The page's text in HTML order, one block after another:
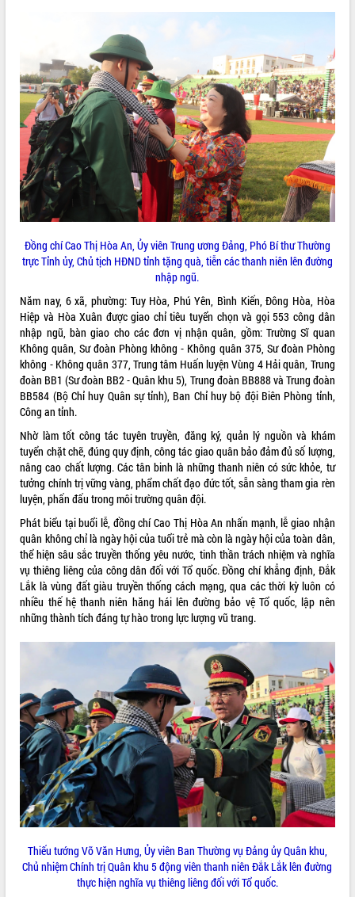
Khám bệnh, cấp phát thuốc miễn phí
và tặng quà người dân xã Cư Pui
Hội nghị UBND tỉnh Đắk Lắk thường kỳ
tháng 7/2026
Lễ truy tặng danh hiệu “Bà Mẹ Việt
Nam Anh hùng” và trao Huân chương
Lao động
UBND tỉnh Đắk Lắk triển khai nhiệm
vụ 6 tháng cuối năm 2026
Kỳ họp thứ Hai, Hội đồng nhân dân
tỉnh khóa XI quyết nghị nhiều nội dung
quan trọng
Bí thư Tỉnh ủy Lương Nguyễn Minh
Triết thăm, tặng quà người có công với
Rà soát, hoàn thiện hệ thống thiết chế
văn hóa, thể thao đáp ứng yêu cầu
phát triển mới
Thường trực HĐND tỉnh Đắk Lắk gặp
mặt Đoàn chuyên gia y tế TP. Hồ Chí
Minh
Lễ truy điệu và an táng hài cốt liệt sĩ
tại Nghĩa trang Liệt sĩ xã Sơn Hòa
Bàn giải pháp tháo gỡ khó khăn trong
xuất khẩu sầu riêng và triển khai quy
định EUDR
Thứ trưởng Bộ Nông nghiệp và Môi
trường Nguyễn Hoàng Hiệp khảo sát
vùng trồng và doanh nghiệp đóng gói
sầu riêng tại Đắk Lắk
Trình diễn nghệ thuật chế biến các
món ăn từ sầu riêng
Đắk Lắk công bố Quy hoạch và xúc
tiến đầu tư tỉnh
Diễn đàn Kinh tế tư nhân Việt Nam đột
phá cơ chế - Hợp tác công tư
Đề án 06 tạo bước ngoặt đột phá trong
cải cách hành chính tỉnh Đắk Lắk
Kết nối tour, đẩy mạnh chuyển đổi số
để phát triển du lịch Đắk Lắk
Khởi động Dự án Đầu tư xây dựng hạ
tầng kỹ thuật Cụm công nghiệp Tân
Tiến
Gặp mặt các cơ quan báo chí nhân Kỷ
niệm 101 năm Ngày Báo chí Cách
mạng Việt Nam
Đắk Lắk sơ kết 4 năm triển khai thực
ALBUM ẢNH
LIÊN KẾT WEB
THỐNG KÊ TRUY CẬP
Hôm nay:
27134
Tất cả:
66039874
Đồng chí Cao Thị Hòa An, Ủy viên Trung ương Đảng, Phó Bí thư Thường
trực Tỉnh ủy, Chủ tịch HĐND tỉnh tặng quà, tiễn các thanh niên lên đường
nhập ngũ.
Năm nay, 6 xã, phường: Tuy Hòa, Phú Yên, Bình Kiến, Đông Hòa, Hòa
Hiệp và Hòa Xuân được giao chỉ tiêu tuyển chọn và gọi 553 công dân
nhập ngũ, bàn giao cho các đơn vị nhận quân, gồm: Trường Sĩ quan
Không quân, Sư đoàn Phòng không - Không quân 375, Sư đoàn Phòng
không - Không quân 377, Trung tâm Huấn luyện Vùng 4 Hải quân, Trung
đoàn BB1 (Sư đoàn BB2 - Quân khu 5), Trung đoàn BB888 và Trung đoàn
BB584 (Bộ Chỉ huy Quân sự tỉnh), Ban Chỉ huy bộ đội Biên Phòng tỉnh,
Công an tỉnh.
Nhờ làm tốt công tác tuyên truyền, đăng ký, quản lý nguồn và khám
tuyển chặt chẽ, đúng quy định, công tác giao quân bảo đảm đủ số lượng,
nâng cao chất lượng. Các tân binh là những thanh niên có sức khỏe, tư
tưởng chính trị vững vàng, phẩm chất đạo đức tốt, sẵn sàng tham gia rèn
luyện, phấn đấu trong môi trường quân đội.
Phát biểu tại buổi lễ, đồng chí Cao Thị Hòa An nhấn mạnh, lễ giao nhận
quân không chỉ là ngày hội của tuổi trẻ mà còn là ngày hội của toàn dân,
thể hiện sâu sắc truyền thống yêu nước, tinh thần trách nhiệm và nghĩa
vụ thiêng liêng của công dân đối với Tổ quốc.Đồng chí khẳng định, Đắk
Lắk là vùng đất giàu truyền thống cách mạng, qua các thời kỳ luôn có
nhiều thế hệ thanh niên hăng hái lên đường bảo vệ Tổ quốc, lập nên
những thành tích đáng tự hào trong lực lượng vũ trang.
Thiếu tướng Võ Văn Hưng, Ủy viên Ban Thường vụ Đảng ủy Quân khu,
Chủ nhiệm Chính trị Quân khu 5 động viên thanh niên Đắk Lắk lên đường
thực hiện nghĩa vụ thiêng liêng đối với Tổ quốc.